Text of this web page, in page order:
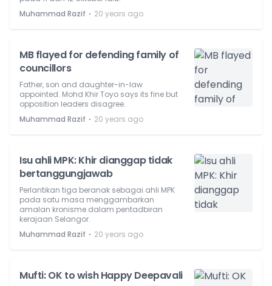
Muhammad Razif ⋅ 20 years ago
MB flayed for defending family of
councillors
Father, son and daughter-in-law
appointed. Mohd Khir Toyo says its fine but
opposition leaders disagree.
Muhammad Razif ⋅ 20 years ago
Isu ahli MPK: Khir dianggap tidak
bertanggungjawab
Perlantikan tiga beranak sebagai ahli MPK
pada satu masa menggambarkan
amalan kronisme dalam pentadbiran
kerajaan Selangor.
Muhammad Razif ⋅ 20 years ago
Mufti: OK to wish Happy Deepavali